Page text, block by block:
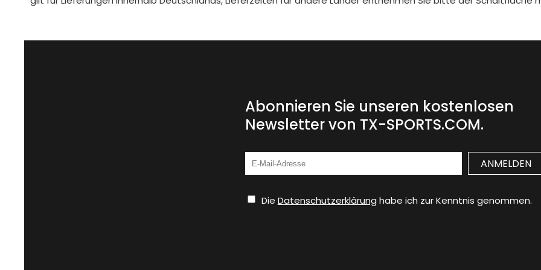
Abonnieren Sie unseren kostenlosen
Newsletter von TX-SPORTS.COM.
Die Datenschutzerklärung habe ich zur Kenntnis genommen.